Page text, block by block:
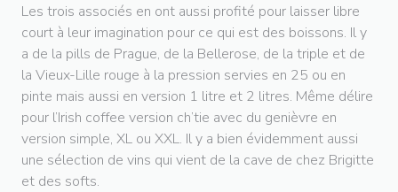
Les trois associés en ont aussi profité pour laisser libre
court à leur imagination pour ce qui est des boissons. Il y
a de la pills de Prague, de la Bellerose, de la triple et de
la Vieux-Lille rouge à la pression servies en 25 ou en
pinte mais aussi en version 1 litre et 2 litres. Même délire
pour l’Irish coffee version ch’tie avec du genièvre en
version simple, XL ou XXL. Il y a bien évidemment aussi
une sélection de vins qui vient de la cave de chez Brigitte
et des softs.